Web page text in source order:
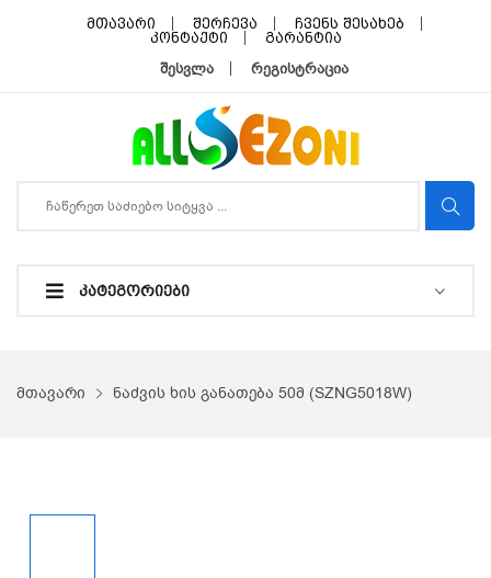
მთავარი შერჩევა
ჩვენს შესახებ
კონტაქტი
გარანტია
შესვლა რეგისტრაცია
ᲙᲐᲢᲔᲒᲝᲠᲘᲔᲑᲘ
მთავარი ნაძვის ხის განათება 50მ (SZNG5018W)